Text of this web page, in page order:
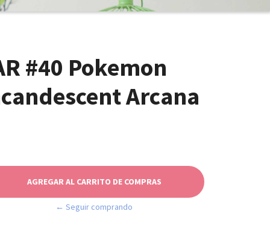
#40 Pokemon
Arcana
← Seguir comprando